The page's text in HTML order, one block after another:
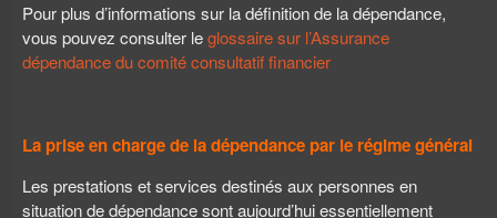
Pour plus d’informations sur la définition de la dépendance,
vous pouvez consulter leglossaire sur l’Assurance
dépendance du comité consultatif financier
La prise en charge de la dépendance par le régime général
Les prestations et services destinés aux personnes en
situation de dépendance sont aujourd’hui essentiellement